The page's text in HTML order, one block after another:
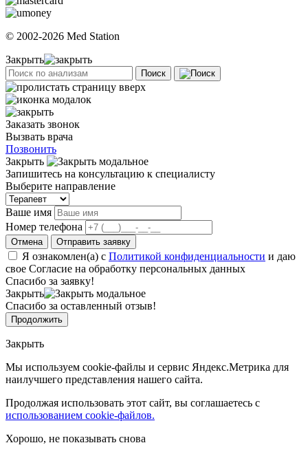
© 2002-2026 Med Station
Закрыть
Поиск
Заказать звонок
Вызвать врача
Позвонить
Закрыть
Запишитесь на консультацию к специалисту
Выберите направление
Ваше имя
Номер телефона
Отмена Отправить заявку
Я ознакомлен(а) с Политикой конфиденциальности и даю
свое Согласие на обработку персональных данных
Спасибо за заявку!
Закрыть
Спасибо за оставленный отзыв!
Продолжить
Закрыть
Мы используем cookie-файлы и сервис Яндекс.Метрика для
наилучшего представления нашего сайта.
Продолжая использовать этот сайт, вы соглашаетесь с
использованием cookie-файлов.
Хорошо, не показывать снова